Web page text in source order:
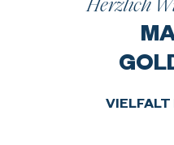
VIELFALT